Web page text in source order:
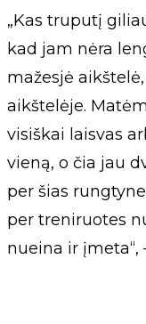
„Kas truputį
kad jam nėra
mažesjė
aikštelėje.
visiškai laisvas
vieną, o čia jau
per šias
per treniruotes
nueina ir įmeta“,